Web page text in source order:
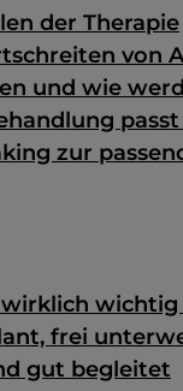
der Therapie
von
und wie
zur
wichtig
frei
gut begleitet